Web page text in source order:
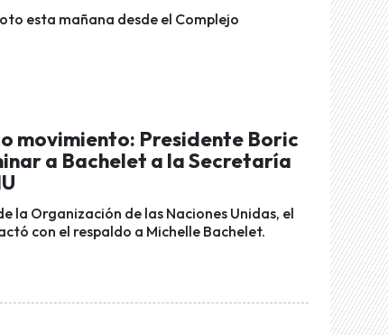
esta mañana desde el Complejo
movimiento: Presidente Boric
a Bachelet a la Secretaría
la Organización de las Naciones Unidas, el
con el respaldo a Michelle Bachelet.